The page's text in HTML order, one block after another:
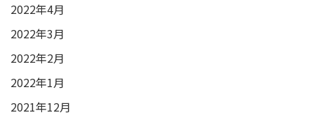
2022年4月
2022年3月
2022年2月
2022年1月
2021年12月